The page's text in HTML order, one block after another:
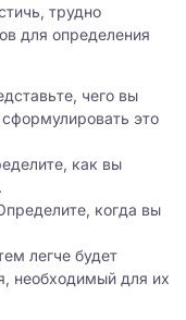
трудно
для определения
чего вы
сформулировать это
как вы
когда вы
легче будет
необходимый для их